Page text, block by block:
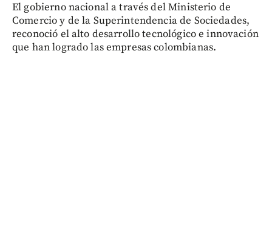
El gobierno nacional a través del Ministerio de
Comercio y de la Superintendencia de Sociedades,
reconoció el alto desarrollo tecnológico e innovación
que han logrado las empresas colombianas.